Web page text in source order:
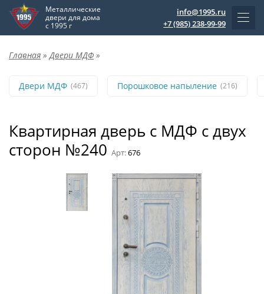
Металлические
двери для дома
с 1995 г
info@1995.ru
+7 (985) 238-99-99
Главная » Двери МДФ »
Двери МДФ (467) Порошковое напыление (216)
Квартирная дверь с МДФ с двух
сторон №240 Арт:676